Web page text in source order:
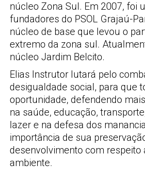
núcleo Zona Sul. Em 2007, foi
fundadores do PSOL Grajaú-
núcleo de base que levou o
extremo da zona sul.
núcleo Jardim Belcito.
Elias Instrutor lutará pelo
desigualdade social, para que
oportunidade, defendendo
na saúde, educação,
lazer e na defesa dos
importância de sua
desenvolvimento com respeito
ambiente.